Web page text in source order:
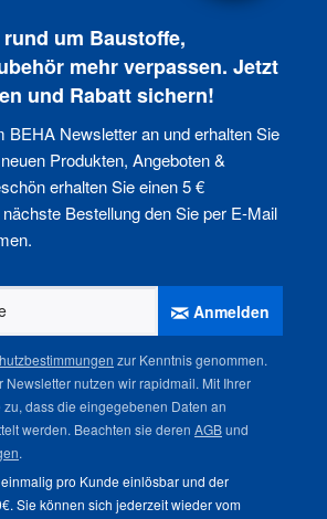
um Baustoffe,
mehr verpassen. Jetzt
und Rabatt sichern!
BEHA Newsletter an und erhalten Sie
Produkten, Angeboten &
erhalten Sie einen 5 €
Bestellung den Sie per E-Mail
Anmelden
zur Kenntnis genommen.
Newsletter nutzen wir rapidmail. Mit Ihrer
dass die eingegebenen Daten an
werden. Beachten sie deren AGBund
.
pro Kunde einlösbar und der
Sie können sich jederzeit wieder vom